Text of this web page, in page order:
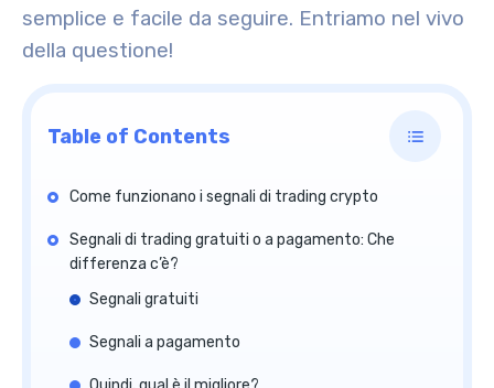
semplice e facile da seguire. Entriamo nel vivo
della questione!
Table of Contents
Come funzionano i segnali di trading crypto
Segnali di trading gratuiti o a pagamento: Che
differenza c’è?
Segnali gratuiti
Segnali a pagamento